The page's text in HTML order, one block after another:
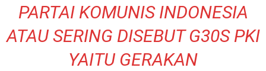
PARTAI KOMUNIS INDONESIA
ATAU SERING DISEBUT G30S PKI
YAITU GERAKAN